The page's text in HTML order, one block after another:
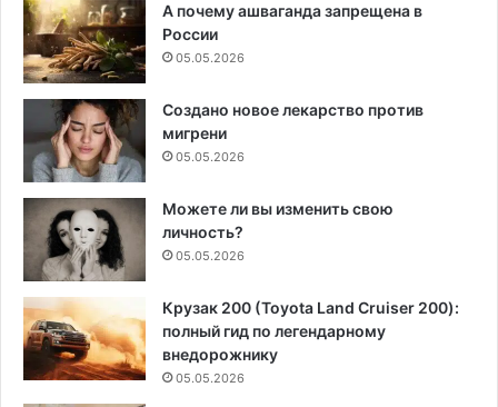
А почему ашваганда запрещена в
России
05.05.2026
Создано новое лекарство против
мигрени
05.05.2026
Можете ли вы изменить свою
личность?
05.05.2026
Крузак 200 (Toyota Land Cruiser 200):
полный гид по легендарному
внедорожнику
05.05.2026